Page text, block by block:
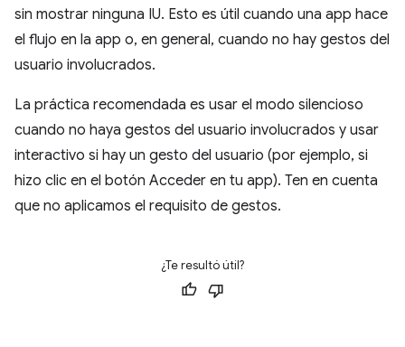
sin mostrar ninguna IU. Esto es útil cuando una app hace
el flujo en la app o, en general, cuando no hay gestos del
usuario involucrados.
La práctica recomendada es usar el modo silencioso
cuando no haya gestos del usuario involucrados y usar
interactivo si hay un gesto del usuario (por ejemplo, si
hizo clic en el botón Acceder en tu app). Ten en cuenta
que no aplicamos el requisito de gestos.
¿Te resultó útil?